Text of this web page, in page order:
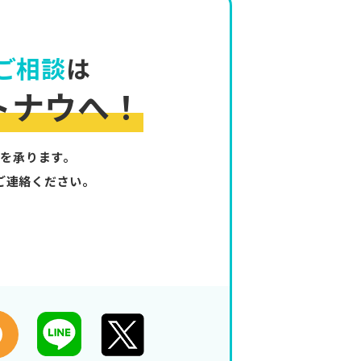
相談は
ナウへ！
承ります。
絡ください。